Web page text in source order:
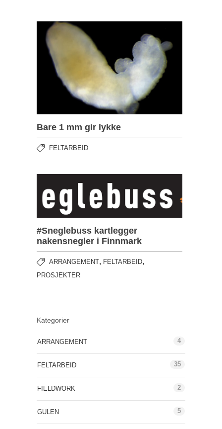
Bare 1 mm gir lykke
FELTARBEID
#Sneglebuss kartlegger
nakensnegler i Finnmark
ARRANGEMENT, FELTARBEID,
PROSJEKTER
Kategorier
ARRANGEMENT 4
FELTARBEID 35
FIELDWORK 2
GULEN 5